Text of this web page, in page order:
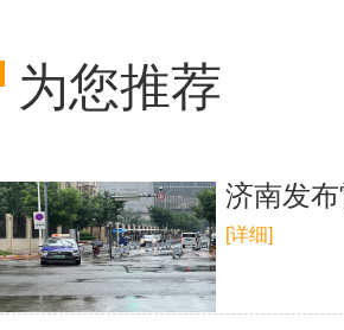
为您推荐
济南发
[详细]